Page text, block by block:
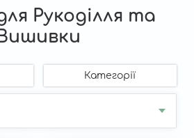
Рукоділля та
Категорії